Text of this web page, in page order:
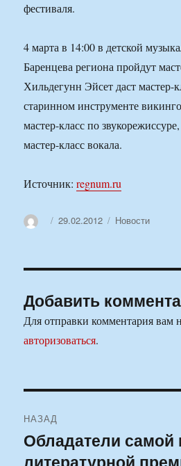
фестиваля.
4 марта в 14:00 в детской
Баренцева региона пройдут
Хильдегунн Эйсет даст мастер-
старинном инструменте
мастер-класс по
мастер-класс вокала.
Источник:regnum.ru
АвторОпубликовано
29.02.2012 Рубрики
Новости
Добавить
Для отправки комментария вам
авторизоваться.
по
НАЗАД
Предыдущая
запись:
Обладатели самой
литературной